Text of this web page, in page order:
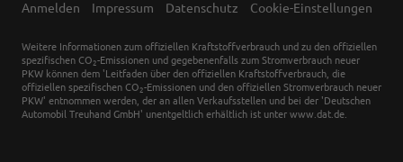
Anmelden Impressum Datenschutz Cookie-Einstellungen
Weitere Informationen zum offiziellen Kraftstoffverbrauch und zu den offiziellen
spezifischen CO 2-Emissionen und gegebenenfalls zum Stromverbrauch neuer
PKW können dem 'Leitfaden über den offiziellen Kraftstoffverbrauch, die
offiziellen spezifischen CO 2-Emissionen und den offiziellen Stromverbrauch neuer
PKW' entnommen werden, der an allen Verkaufsstellen und bei der 'Deutschen
Automobil Treuhand GmbH' unentgeltlich erhältlich ist unter www.dat.de.